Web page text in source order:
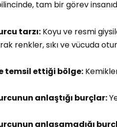
tam bir görev
tarzı: Koyu ve resmi
renkler, sıkı ve vücuda
temsil ettiği bölge:
anlaştığı burçlar:
anlaşamadığı